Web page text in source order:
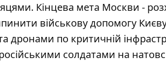
Кінцева мета Москви -
військову допомогу
дронами по критичній
солдатами на